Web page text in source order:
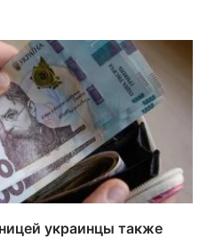
украинцы также